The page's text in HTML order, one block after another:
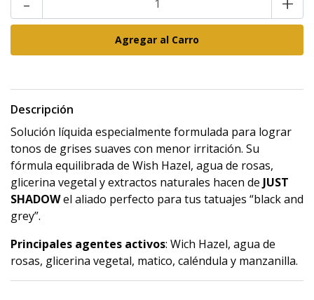
Descripción
Solución líquida especialmente formulada para lograr
tonos de grises suaves con menor irritación. Su
fórmula equilibrada de Wish Hazel, agua de rosas,
glicerina vegetal y extractos naturales hacen de JUST
SHADOWel aliado perfecto para tus tatuajes “black and
grey”.
Principales agentes activos: Wich Hazel, agua de
rosas, glicerina vegetal, matico, caléndula y manzanilla.